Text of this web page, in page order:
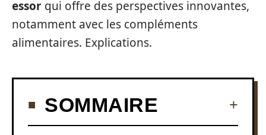
essor qui offre des perspectives innovantes,
notamment avec les compléments
alimentaires. Explications.
SOMMAIRE